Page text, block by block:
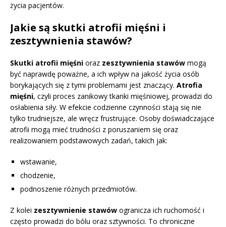
życia pacjentów.
Jakie są skutki atrofii mięśni i
zesztywnienia stawów?
Skutki atrofii mięśni oraz zesztywnienia stawów mogą
być naprawdę poważne, a ich wpływ na jakość życia osób
borykających się z tymi problemami jest znaczący. Atrofia
mięśni, czyli proces zanikowy tkanki mięśniowej, prowadzi do
osłabienia siły. W efekcie codzienne czynności stają się nie
tylko trudniejsze, ale wręcz frustrujące. Osoby doświadczające
atrofii mogą mieć trudności z poruszaniem się oraz
realizowaniem podstawowych zadań, takich jak:
wstawanie,
chodzenie,
podnoszenie różnych przedmiotów.
Z kolei zesztywnienie stawów ogranicza ich ruchomość i
często prowadzi do bólu oraz sztywności. To chroniczne